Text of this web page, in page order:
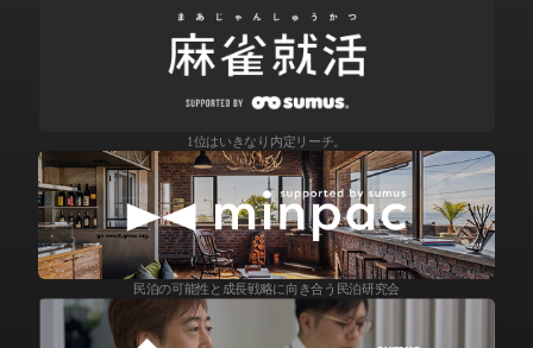
1位はいきなり内定リーチ。
民泊の可能性と成長戦略に向き合う民泊研究会